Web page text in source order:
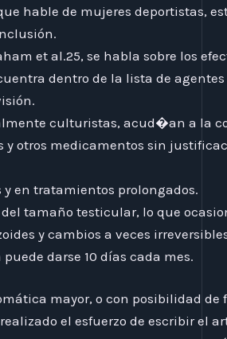
hable de mujeres deportistas,
et al.25, se habla sobre los
dentro de la lista de
culturistas, acud�an a la
otros medicamentos sin
y en tratamientos prolongados.
tamaño testicular, lo que
y cambios a veces
darse 10 días cada mes.
mayor, o con posibilidad
el esfuerzo de escribir el